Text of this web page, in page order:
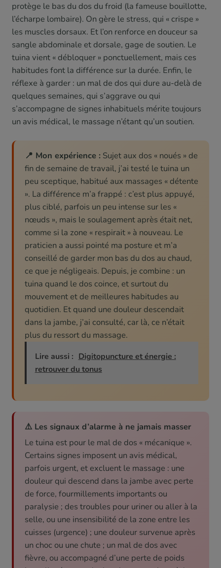
protège le bas du dos du froid (la fameuse bouillotte,
l’écharpe lombaire). On gère le stress, qui « crispe »
les muscles dorsaux. Et l’on renforce en douceur sa
sangle abdominale et dorsale, gage de soutien. Le
tuina vient « débloquer » ponctuellement, mais ces
habitudes font la différence sur la durée. Enfin, le
réflexe à garder : un mal de dos qui dure au-delà de
quelques semaines, qui s’aggrave ou qui
s’accompagne de signes inhabituels mérite toujours
un avis médical, le massage n’étant qu’un soutien.
📍 Mon expérience : Sujet aux dos « noués » de
fin de semaine de travail, j’ai testé le tuina un
peu sceptique, habitué aux massages « détente
». La différence m’a frappé : c’est plus appuyé,
plus ciblé, parfois un peu intense sur les «
nœuds », mais le soulagement après était net,
comme si la zone « respirait » à nouveau. Le
praticien a aussi pointé ma posture et m’a
conseillé de garder mon bas du dos au chaud,
ce que je négligeais. Depuis, je combine : un
tuina quand le dos coince, et surtout du
mouvement et de meilleures habitudes au
quotidien. Et quand une douleur descendait
dans la jambe, j’ai consulté, car là, ce n’était
plus du ressort du massage.
Lire aussi : Digitopuncture et énergie :
retrouver du tonus
⚠️ Les signaux d’alarme à ne jamais masser
Le tuina est pour le mal de dos « mécanique ».
Certains signes imposent un avis médical,
parfois urgent, et excluent le massage : une
douleur qui descend dans la jambe avec perte
de force, fourmillements importants ou
paralysie ; des troubles pour uriner ou aller à la
selle, ou une insensibilité de la zone entre les
cuisses (urgence) ; une douleur survenue après
un choc ou une chute ; un mal de dos avec
fièvre, ou accompagné d’une perte de poids